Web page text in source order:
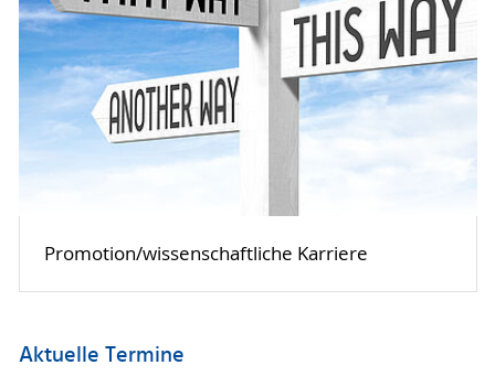
Promotion/wissenschaftliche Karriere
Aktuelle Termine